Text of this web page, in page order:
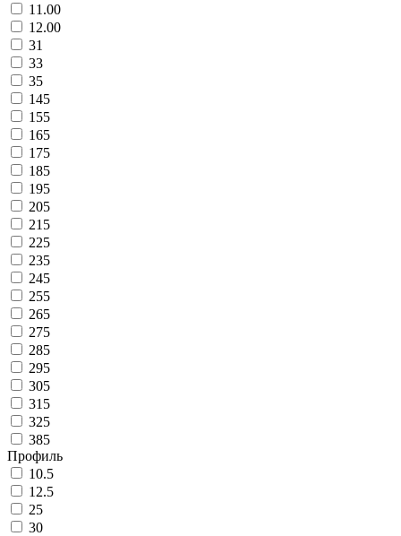
11.00
12.00
31
33
35
145
155
165
175
185
195
205
215
225
235
245
255
265
275
285
295
305
315
325
385
Профиль
10.5
12.5
25
30